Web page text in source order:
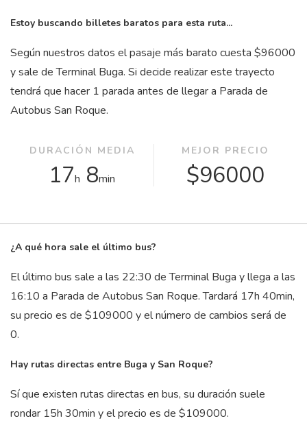
Estoy buscando billetes baratos para esta ruta...
Según nuestros datos el pasaje más barato cuesta $96000
y sale de Terminal Buga. Si decide realizar este trayecto
tendrá que hacer 1 parada antes de llegar a Parada de
Autobus San Roque.
DURACIÓN MEDIA
17h 8min
MEJOR PRECIO
$96000
¿A qué hora sale el último bus?
El último bus sale a las 22:30 de Terminal Buga y llega a las
16:10 a Parada de Autobus San Roque. Tardará 17h 40min,
su precio es de $109000 y el número de cambios será de
0.
Hay rutas directas entre Buga y San Roque?
Sí que existen rutas directas en bus, su duración suele
rondar 15h 30min y el precio es de $109000.